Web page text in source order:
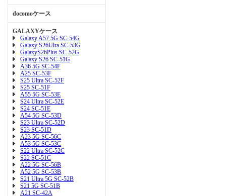
docomoケース
GALAXYケース
Galaxy A57 5G SC-54G
Galaxy S26Ulra SC-53G
GalaxyS26Plus SC-52G
Galaxy S26 SC-51G
A36 5G SC-54F
A25 SC-53F
S25 Ultra SC-52F
S25 SC-51F
A55 5G SC-53E
S24 Ultra SC-52E
S24 SC-51E
A54 5G SC-53D
S23 Ultra SC-52D
S23 SC-51D
A23 5G SC-56C
A53 5G SC-53C
S22 Ultra SC-52C
S22 SC-51C
A22 5G SC-56B
A52 5G SC-53B
S21 Ultra 5G SC-52B
S21 5G SC-51B
A21 SC-42A